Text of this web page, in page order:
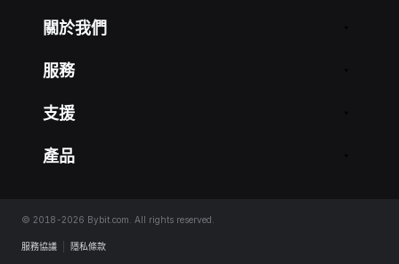
關於我們
服務
支援
產品
© 2018-2026 Bybit.com. All rights reserved.
服務協議 隱私條款